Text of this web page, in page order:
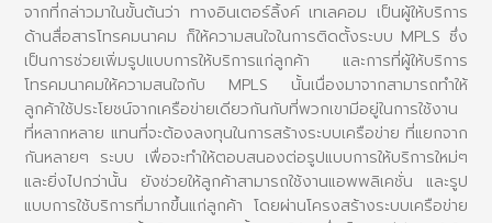
จากที่กล่าวมาในขั้นต้นว่า ทางอินเตอร์ลิ้งค์ เทเลคอม เป็นผู้ให้บริการ
ด้านสื่อสารโทรคมนาคม ก็ให้ความสนใจในการติดตั้งระบบ MPLS ซึ่ง
เป็นการช่วยเพิ่มรูปแบบการให้บริการแก่ลูกค้า และการที่ผู้ให้บริการ
โทรคมนาคมให้ความสนใจกับ MPLS นั้นเนื่องมาจากสามารถทำให้
ลูกค้าใช้ประโยชน์จากเครือข่ายเดียวกันกับที่พวกเขามีอยู่ในการใช้งาน
ที่หลากหลาย แทนที่จะต้องลงทุนในการสร้างระบบเครือข่าย ที่แยกจาก
กันหลายๆ ระบบ เพื่อจะทำให้ตอบสนองต่อรูปแบบการให้บริการใหม่ๆ
และยิ่งไปกว่านั้น ยังช่วยให้ลูกค้าสามารถใช้งานแอพพลิเคชั่น และรูป
แบบการใช้บริการที่มากขึ้นแก่ลูกค้า โดยผ่านโครงสร้างระบบเครือข่าย